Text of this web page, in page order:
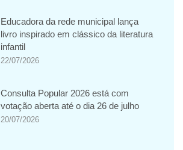
Educadora da rede municipal lança
livro inspirado em clássico da literatura
infantil
22/07/2026
Consulta Popular 2026 está com
votação aberta até o dia 26 de julho
20/07/2026